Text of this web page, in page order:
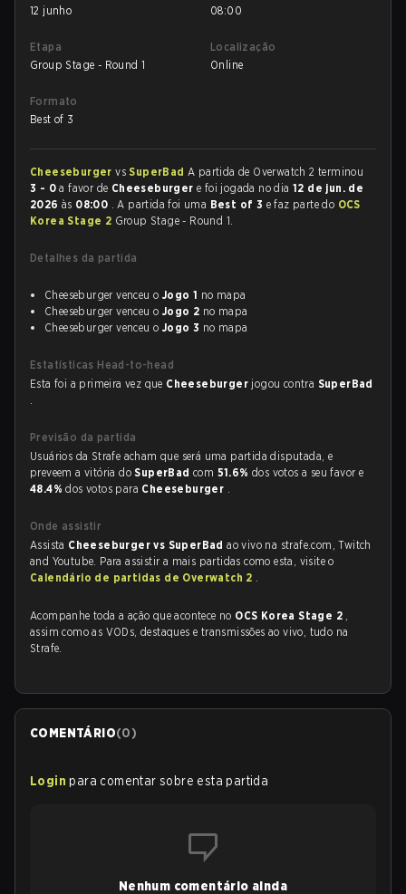
12 junho
08:00
Etapa
Group Stage - Round 1
Localização
Online
Formato
Best of 3
Cheeseburgervs SuperBadA partida de Overwatch 2 terminou
3 - 0 a favor de Cheeseburgere foi jogada no dia12 de jun. de
2026 às 08:00 . A partida foi uma Best of 3 e faz parte do OCS
Korea Stage 2 Group Stage - Round 1.
Detalhes da partida
Cheeseburger venceu o Jogo 1 no mapa
Cheeseburger venceu o Jogo 2 no mapa
Cheeseburger venceu o Jogo 3 no mapa
Estatísticas Head-to-head
Esta foi a primeira vez que Cheeseburger jogou contra SuperBad
.
Previsão da partida
Usuários da Strafe acham que será uma partida disputada, e
preveem a vitória doSuperBadcom 51.6%dos votos a seu favor e
48.4%dos votos para Cheeseburger .
Onde assistir
Assista Cheeseburger vs SuperBadao vivo na strafe.com, Twitch
and Youtube. Para assistir a mais partidas como esta, visite o
Calendário de partidas de Overwatch 2 .
Acompanhe toda a ação que acontece no OCS Korea Stage 2 ,
assim como as VODs, destaques e transmissões ao vivo, tudo na
Strafe.
COMENTÁRIO(0)
Login para comentar sobre esta partida
Nenhum comentário ainda